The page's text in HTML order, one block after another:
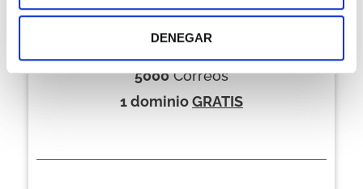
DENEGAR
20 GBEspacio
5000Correos
1 dominioGRATIS